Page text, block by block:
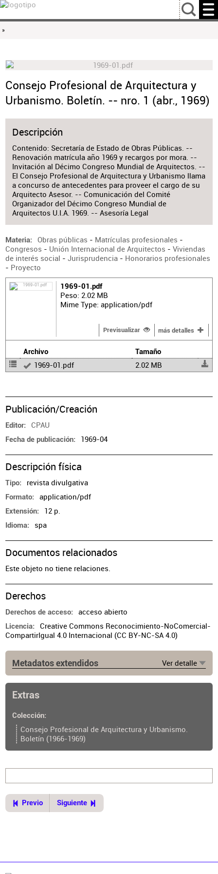
…
»
Consejo Profesional de Arquitectura y
Urbanismo. Boletín. -- nro. 1 (abr., 1969)
Descripción
Contenido: Secretaría de Estado de Obras Públicas. --
Renovación matrícula año 1969 y recargos por mora. --
Invitación al Décimo Congreso Mundial de Arquitectos. --
El Consejo Profesional de Arquitectura y Urbanismo llama
a concurso de antecedentes para proveer el cargo de su
Arquitecto Asesor. -- Comunicación del Comité
Organizador del Décimo Congreso Mundial de
Arquitectos U.I.A. 1969. -- Asesoría Legal
Materia Obras públicas - Matrículas profesionales -
Congresos - Unión Internacional de Arquitectos - Viviendas
de interés social - Jurisprudencia- Honorarios profesionales
- Proyecto
1969-01.pdf
Peso: 2.02 MB
Mime Type: application/pdf
Previsualizar más detalles
Archivo Tamaño
1969-01.pdf 2.02 MB
Publicación/Creación
Editor CPAU
Fecha de publicación 1969-04
Descripción física
Tipo revista divulgativa
Formato application/pdf
Extensión 12 p.
Idioma spa
Documentos relacionados
Este objeto no tiene relaciones.
Derechos
Derechos de acceso acceso abierto
Licencia
Creative Commons Reconocimiento-NoComercial-
CompartirIgual 4.0 Internacional (CC BY-NC-SA 4.0)
Metadatos extendidos Ver detalle
Buenos Aires
Ubicación del original
ui=2&recno=19957&id=CPAU.2.19957
Extras
Colección
Consejo Profesional de Arquitectura y Urbanismo.
Boletín (1966-1969)
Previo Siguiente